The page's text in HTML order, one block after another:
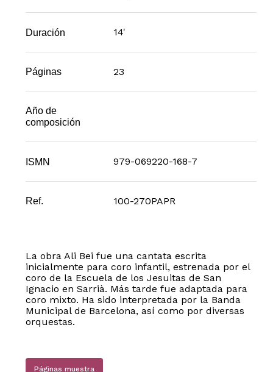
Duración 14'
Páginas 23
Año de
composición
ISMN 979-069220-168-7
Ref. 100-270PAPR
La obra Ali Bei fue una cantata escrita
inicialmente para coro infantil, estrenada por el
coro de la Escuela de los Jesuitas de San
Ignacio en Sarrià. Más tarde fue adaptada para
coro mixto. Ha sido interpretada por la Banda
Municipal de Barcelona, así como por diversas
orquestas.
Páginas muestra